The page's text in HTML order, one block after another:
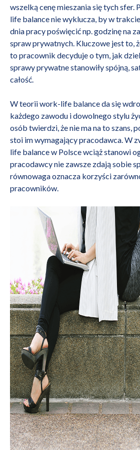
wszelką cenę mieszania się tych sfer.
life balance nie wyklucza, by w
dnia pracy poświęcić np. godzinę na
spraw prywatnych. Kluczowe jest to,
to pracownik decyduje o tym, jak
sprawy prywatne stanowiły spójną,
całość.
W teorii work-life balance da się
każdego zawodu i dowolnego stylu
osób twierdzi, że nie ma na to szans,
stoi im wymagający pracodawca. W
life balance w Polsce wciąż stanowi
pracodawcy nie zawsze zdają sobie
równowaga oznacza korzyści
pracowników.